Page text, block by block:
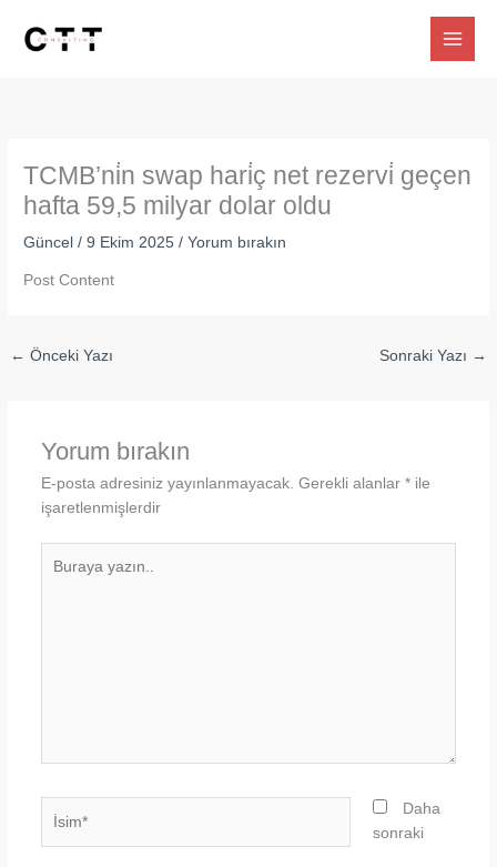
TCMB’ni̇n swap hari̇ç net rezervi̇ geçen
hafta 59,5 milyar dolar oldu
Güncel /9 Ekim 2025/Yorum bırakın
Post Content
← Önceki Yazı Sonraki Yazı →
Yorum bırakın
E-posta adresiniz yayınlanmayacak. Gerekli alanlar *ile
işaretlenmişlerdir
Daha
sonraki